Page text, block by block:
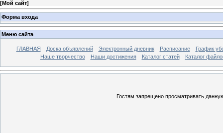
[Мой сайт]
Форма входа
Меню сайта
ГЛАВНАЯ Доска объявлений Электронный дневник Расписание
График
Наше творчество
Наши достижения Каталог статей Каталог
Гостям запрещено просматривать